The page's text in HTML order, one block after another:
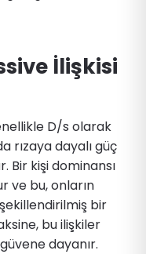
İlişkisi
D/s olarak
rızaya dayalı güç
Bir kişi dominansı
ve bu, onların
bir
bu ilişkiler
dayanır.